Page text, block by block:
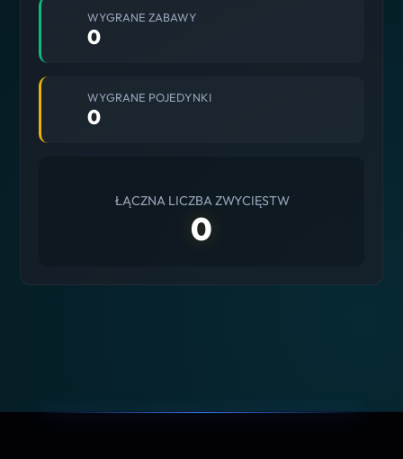
WYGRANE ZABAWY
0
WYGRANE POJEDYNKI
0
ŁĄCZNA LICZBA ZWYCIĘSTW
0